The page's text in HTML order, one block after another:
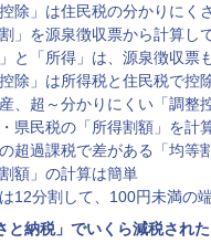
控除」は住民税の分かりにく
割」を源泉徴収票から計算し
」と「所得」は、源泉徴収票
控除」は所得税と住民税で控
、超～分かりにくい「調
県民税の「所得割額」を計
超過課税で差がある「均等割
割額」の計算は簡単
12分割して、100円未満の
と納税」でいくら減税された